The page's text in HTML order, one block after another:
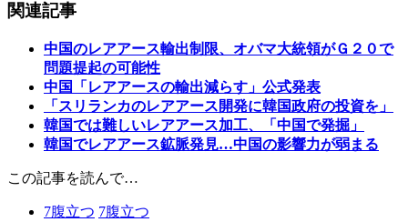
関連記事
中国のレアアース輸出制限、オバマ大統領がＧ２０で
問題提起の可能性
中国「レアアースの輸出減らす」公式発表
「スリランカのレアアース開発に韓国政府の投資を」
韓国では難しいレアアース加工、「中国で発掘」
韓国でレアアース鉱脈発見…中国の影響力が弱まる
この記事を読んで…
7腹立つ 7腹立つ